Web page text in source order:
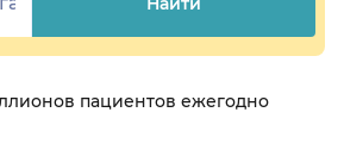
пациентов ежегодно